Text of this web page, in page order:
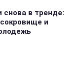
в тренде:
и